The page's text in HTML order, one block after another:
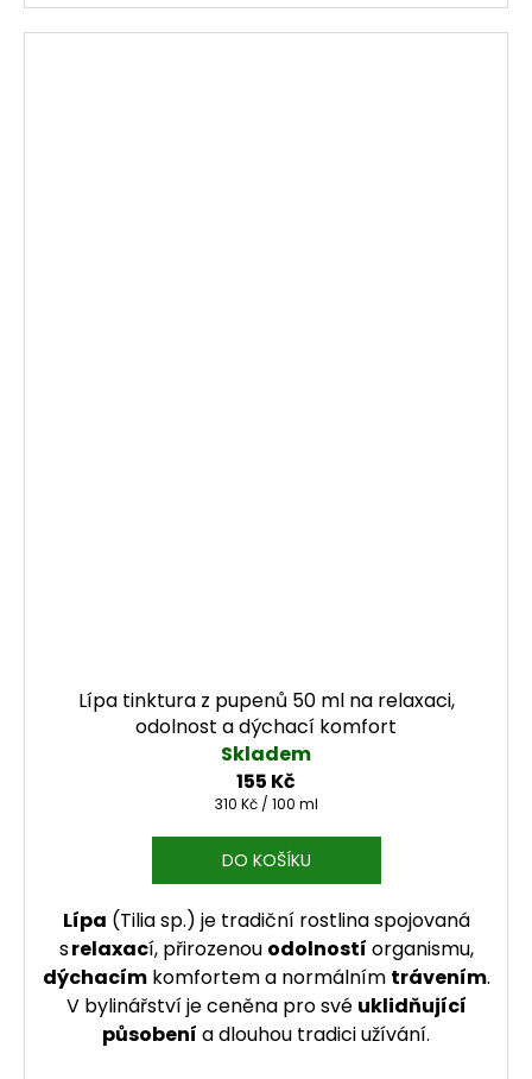
Lípa tinktura z pupenů 50 ml na relaxaci,
odolnost a dýchací komfort
Skladem
155 Kč
Měrná cena:
310 Kč / 100 ml
DO KOŠÍKU
Lípa (Tilia sp.) je tradiční rostlina spojovaná
srelaxací, přirozenou odolností organismu,
dýchacímkomfortem a normálním trávením.
V bylinářství je ceněna pro své uklidňující
působení a dlouhou tradici užívání.